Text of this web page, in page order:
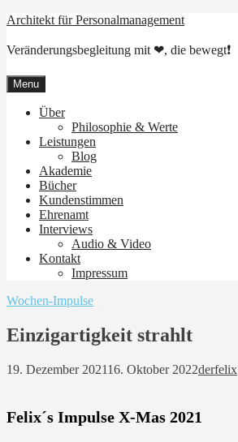
Skip
content
Architekt für Personalmanagement
Veränderungsbegleitung mit ❤, die bewegt❗
Menu
Über
Philosophie & Werte
Leistungen
Blog
Akademie
Bücher
Kundenstimmen
Ehrenamt
Interviews
Audio & Video
Kontakt
Impressum
Wochen-Impulse
Einzigartigkeit strahlt
19. Dezember 202116. Oktober 2022derfelix
Felix´s Impulse X-Mas 2021